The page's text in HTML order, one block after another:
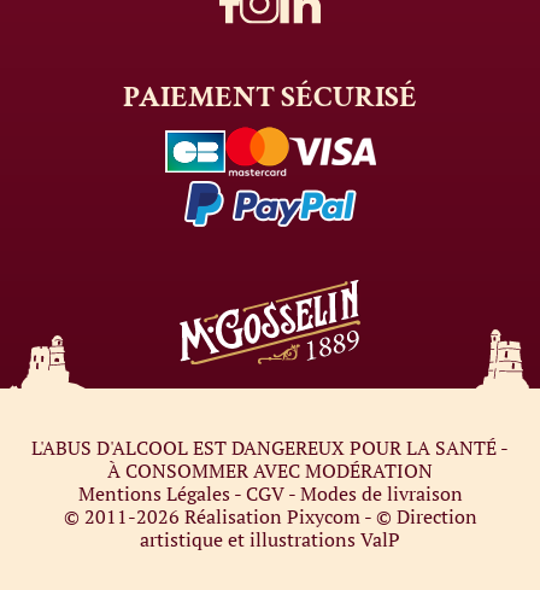
PAIEMENTSÉCURISÉ
L'ABUS D'ALCOOL EST DANGEREUX POUR LA SANTÉ -
À CONSOMMER AVEC MODÉRATION
Mentions Légales-CGV-Modes de livraison
© 2011-2026 Réalisation Pixycom- © Direction
artistique et illustrationsValP